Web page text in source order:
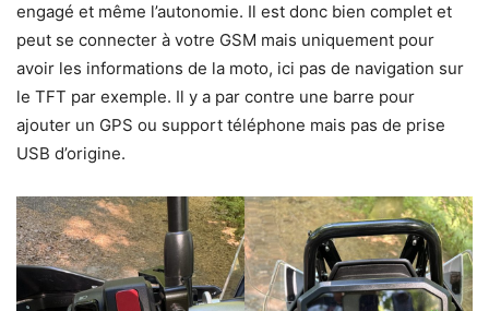
engagé et même l’autonomie. Il est donc bien complet et
peut se connecter à votre GSM mais uniquement pour
avoir les informations de la moto, ici pas de navigation sur
le TFT par exemple. Il y a par contre une barre pour
ajouter un GPS ou support téléphone mais pas de prise
USB d’origine.